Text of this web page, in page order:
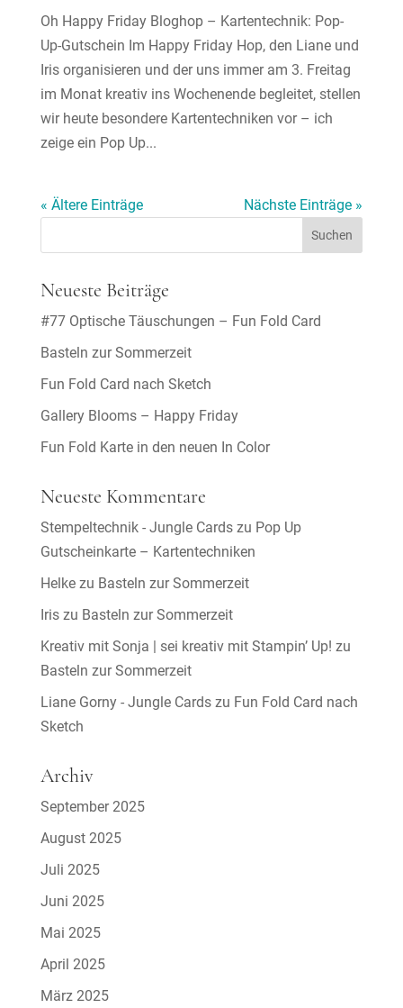
Oh Happy Friday Bloghop – Kartentechnik: Pop-
Up-Gutschein Im Happy Friday Hop, den Liane und
Iris organisieren und der uns immer am 3. Freitag
im Monat kreativ ins Wochenende begleitet, stellen
wir heute besondere Kartentechniken vor – ich
zeige ein Pop Up...
« Ältere Einträge Nächste Einträge »
Neueste Beiträge
#77 Optische Täuschungen – Fun Fold Card
Basteln zur Sommerzeit
Fun Fold Card nach Sketch
Gallery Blooms – Happy Friday
Fun Fold Karte in den neuen In Color
Neueste Kommentare
Stempeltechnik - Jungle Cardszu Pop Up
Gutscheinkarte – Kartentechniken
Helkezu Basteln zur Sommerzeit
Iriszu Basteln zur Sommerzeit
Kreativ mit Sonja | sei kreativ mit Stampin’ Up! zu
Basteln zur Sommerzeit
Liane Gorny - Jungle Cardszu Fun Fold Card nach
Sketch
Archiv
September 2025
August 2025
Juli 2025
Juni 2025
Mai 2025
April 2025
März 2025